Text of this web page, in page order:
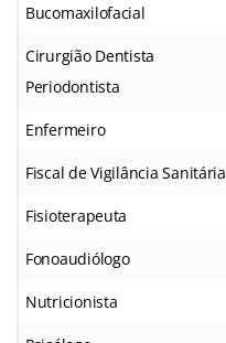
Bucomaxilofacial
Cirurgião Dentista
Periodontista
Enfermeiro
Fiscal de Vigilância Sanitária
Fisioterapeuta
Fonoaudiólogo
Nutricionista